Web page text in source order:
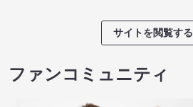
サイトを閲覧する
ファンコミュニティ